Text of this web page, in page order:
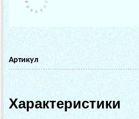
Артикул
Характеристики